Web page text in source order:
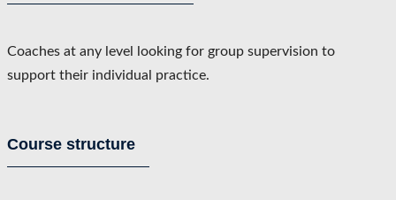
Coaches at any level looking for group supervision to
support their individual practice.
Course structure